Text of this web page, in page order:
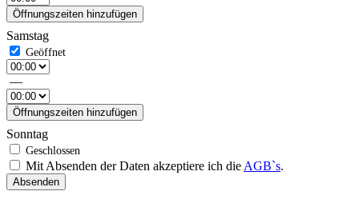
Öffnungszeiten hinzufügen
Samstag
—
Öffnungszeiten hinzufügen
Sonntag
Mit Absenden der Daten akzeptiere ich die AGB`s.
Absenden